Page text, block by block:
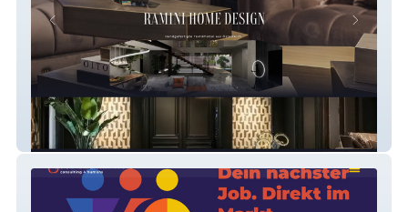
Ramini Homedesign